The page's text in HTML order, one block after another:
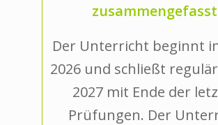
Der Unterricht beginnt
2026 und schließt
2027 mit Ende der
Prüfungen. Der